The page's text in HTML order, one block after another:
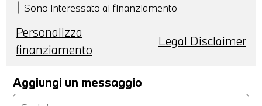
Sono interessato al finanziamento
Personalizza
finanziamento
Legal Disclaimer
Aggiungi un messaggio